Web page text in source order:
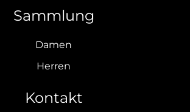
Sammlung
Damen
Herren
Kontakt